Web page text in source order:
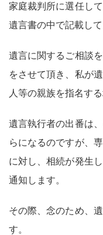
家庭裁判所に選任し
遺言書の中で記載し
遺言に関するご相談
をさせて頂き、私が
人等の親族を指名す
遺言執行者の出番は
らになるのですが、
に対し、相続が発生
通知します。
その際、念のため、
す。